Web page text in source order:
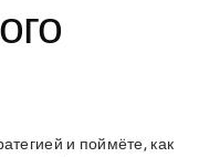
и поймёте, как